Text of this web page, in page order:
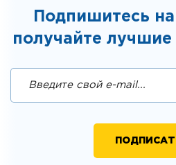
Подпишитесь
получайте